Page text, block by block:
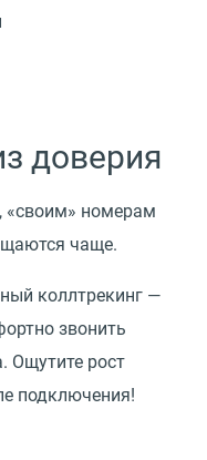
доверия
«своим» номерам
чаще.
коллтрекинг —
звонить
Ощутите рост
подключения!